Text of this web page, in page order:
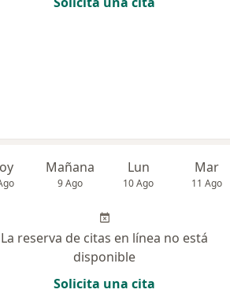
Mañana
9 Ago
Lun
10 Ago
Mar
11 Ago
La reserva de citas en línea no está
disponible
Solicita una cita